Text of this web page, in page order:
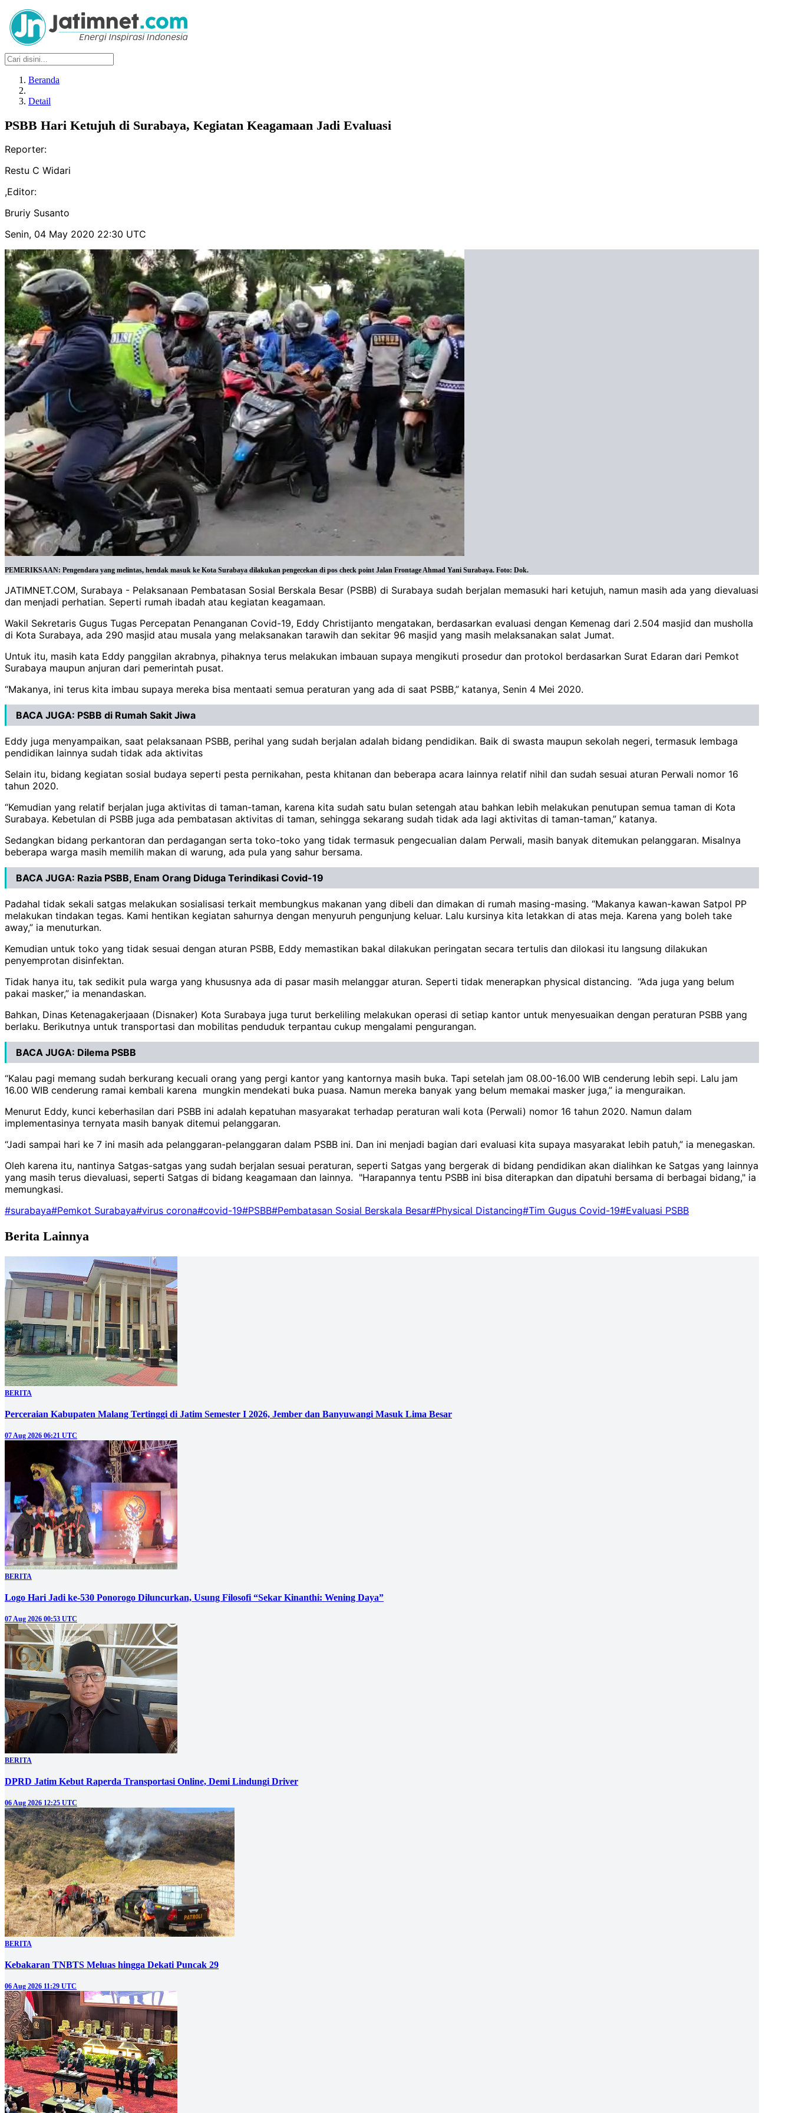
Beranda
Detail
PSBB Hari Ketujuh di Surabaya, Kegiatan Keagamaan Jadi Evaluasi
Reporter:
Restu C Widari
,Editor:
Bruriy Susanto
Senin, 04 May 2020 22:30 UTC
PEMERIKSAAN: Pengendara yang melintas, hendak masuk ke Kota Surabaya dilakukan pengecekan di pos check point Jalan Frontage Ahmad Yani Surabaya. Foto: Dok.
JATIMNET.COM, Surabaya - Pelaksanaan Pembatasan Sosial Berskala Besar (PSBB) di Surabaya sudah berjalan memasuki hari ketujuh, namun masih ada yang dievaluasi
dan menjadi perhatian. Seperti rumah ibadah atau kegiatan keagamaan.
Wakil Sekretaris Gugus Tugas Percepatan Penanganan Covid-19, Eddy Christijanto mengatakan, berdasarkan evaluasi dengan Kemenag dari 2.504 masjid dan musholla
di Kota Surabaya, ada 290 masjid atau musala yang melaksanakan tarawih dan sekitar 96 masjid yang masih melaksanakan salat Jumat.
Untuk itu, masih kata Eddy panggilan akrabnya, pihaknya terus melakukan imbauan supaya mengikuti prosedur dan protokol berdasarkan Surat Edaran dari Pemkot
Surabaya maupun anjuran dari pemerintah pusat.
“Makanya, ini terus kita imbau supaya mereka bisa mentaati semua peraturan yang ada di saat PSBB,” katanya, Senin 4 Mei 2020.
BACA JUGA: PSBB di Rumah Sakit Jiwa
Eddy juga menyampaikan, saat pelaksanaan PSBB, perihal yang sudah berjalan adalah bidang pendidikan. Baik di swasta maupun sekolah negeri, termasuk lembaga
pendidikan lainnya sudah tidak ada aktivitas
Selain itu, bidang kegiatan sosial budaya seperti pesta pernikahan, pesta khitanan dan beberapa acara lainnya relatif nihil dan sudah sesuai aturan Perwali nomor 16
tahun 2020.
“Kemudian yang relatif berjalan juga aktivitas di taman-taman, karena kita sudah satu bulan setengah atau bahkan lebih melakukan penutupan semua taman di Kota
Surabaya. Kebetulan di PSBB juga ada pembatasan aktivitas di taman, sehingga sekarang sudah tidak ada lagi aktivitas di taman-taman,” katanya.
Sedangkan bidang perkantoran dan perdagangan serta toko-toko yang tidak termasuk pengecualian dalam Perwali, masih banyak ditemukan pelanggaran. Misalnya
beberapa warga masih memilih makan di warung, ada pula yang sahur bersama.
BACA JUGA: Razia PSBB, Enam Orang Diduga Terindikasi Covid-19
Padahal tidak sekali satgas melakukan sosialisasi terkait membungkus makanan yang dibeli dan dimakan di rumah masing-masing. “Makanya kawan-kawan Satpol PP
melakukan tindakan tegas. Kami hentikan kegiatan sahurnya dengan menyuruh pengunjung keluar. Lalu kursinya kita letakkan di atas meja. Karena yang boleh take
away,” ia menuturkan.
Kemudian untuk toko yang tidak sesuai dengan aturan PSBB, Eddy memastikan bakal dilakukan peringatan secara tertulis dan dilokasi itu langsung dilakukan
penyemprotan disinfektan.
Tidak hanya itu, tak sedikit pula warga yang khususnya ada di pasar masih melanggar aturan. Seperti tidak menerapkan physical distancing. “Ada juga yang belum
pakai masker,” ia menandaskan.
Bahkan, Dinas Ketenagakerjaaan (Disnaker) Kota Surabaya juga turut berkeliling melakukan operasi di setiap kantor untuk menyesuaikan dengan peraturan PSBB yang
berlaku. Berikutnya untuk transportasi dan mobilitas penduduk terpantau cukup mengalami pengurangan.
BACA JUGA: Dilema PSBB
“Kalau pagi memang sudah berkurang kecuali orang yang pergi kantor yang kantornya masih buka. Tapi setelah jam 08.00-16.00 WIB cenderung lebih sepi. Lalu jam
16.00 WIB cenderung ramai kembali karena mungkin mendekati buka puasa. Namun mereka banyak yang belum memakai masker juga,” ia menguraikan.
Menurut Eddy, kunci keberhasilan dari PSBB ini adalah kepatuhan masyarakat terhadap peraturan wali kota (Perwali) nomor 16 tahun 2020. Namun dalam
implementasinya ternyata masih banyak ditemui pelanggaran.
“Jadi sampai hari ke 7 ini masih ada pelanggaran-pelanggaran dalam PSBB ini. Dan ini menjadi bagian dari evaluasi kita supaya masyarakat lebih patuh,” ia menegaskan.
Oleh karena itu, nantinya Satgas-satgas yang sudah berjalan sesuai peraturan, seperti Satgas yang bergerak di bidang pendidikan akan dialihkan ke Satgas yang lainnya
yang masih terus dievaluasi, seperti Satgas di bidang keagamaan dan lainnya. "Harapannya tentu PSBB ini bisa diterapkan dan dipatuhi bersama di berbagai bidang," ia
memungkasi.
#surabaya#Pemkot Surabaya#virus corona#covid-19#PSBB#Pembatasan Sosial Berskala Besar#Physical Distancing#Tim Gugus Covid-19#Evaluasi PSBB
Berita Lainnya
BERITA
Perceraian Kabupaten Malang Tertinggi di Jatim Semester I 2026, Jember dan Banyuwangi Masuk Lima Besar
07 Aug 2026 06:21 UTC
BERITA
Logo Hari Jadi ke-530 Ponorogo Diluncurkan, Usung Filosofi “Sekar Kinanthi: Wening Daya”
07 Aug 2026 00:53 UTC
BERITA
DPRD Jatim Kebut Raperda Transportasi Online, Demi Lindungi Driver
06 Aug 2026 12:25 UTC
BERITA
Kebakaran TNBTS Meluas hingga Dekati Puncak 29
06 Aug 2026 11:29 UTC